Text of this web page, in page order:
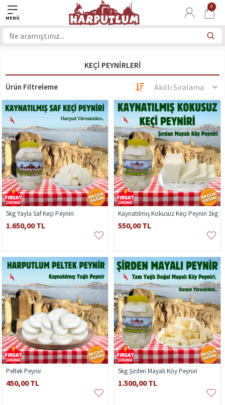
0
KEÇI PEYNIRLERI
Ürün Filtreleme
5kg Yayla Saf Keçi Peyniri
1.650,00 TL
Kaynatılmış Kokusuz Keçi Peyniri 1kg
550,00 TL
Peltek Peynir
450,00 TL
5kg Şirden Mayalı Köy Peyniri
1.500,00 TL